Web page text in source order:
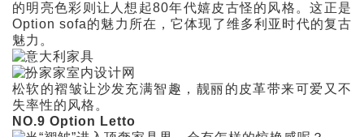
的明亮色彩则让人想起80年代嬉皮古怪的风格。这正是
Option sofa的魅力所在，它体现了维多利亚时代的复古
魅力。
松软的褶皱让沙发充满智趣，靓丽的皮革带来可爱又不
失率性的风格。
NO.9 Option Letto